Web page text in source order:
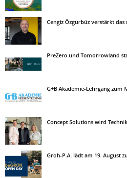
Cengiz Özgürbüz verstärkt
PreZero und Tomorrowland
G+B Akademie-Lehrgang zum
Concept Solutions wird
Groh-P.A. lädt am 19. August